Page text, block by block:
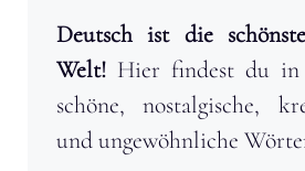
Deutsch ist die
Welt! Hier findest du in
schöne, nostalgische,
und ungewöhnliche